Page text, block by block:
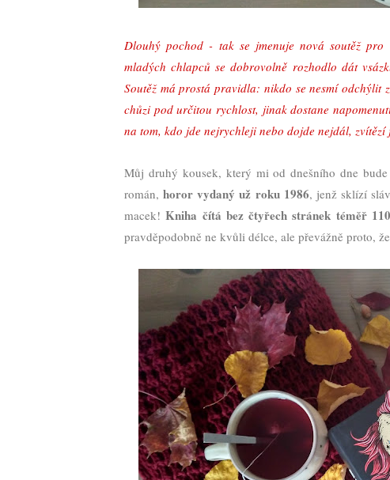
Dlouhý pochod - tak se jmenuje nová soutěž
mladých chlapců se dobrovolně rozhodlo dát
Soutěž má prostá pravidla: nikdo se nesmí odchýlit
chůzi pod určitou rychlost, jinak dostane
na tom, kdo jde nejrychleji nebo dojde nejdál, zvítězí
Můj druhý kousek, který mi od dnešního dne bude
román,horor vydaný už roku 1986, jenž sklízí
macek!Kniha čítá bez čtyřech stránek téměř
pravděpodobně ne kvůli délce, ale převážně proto,